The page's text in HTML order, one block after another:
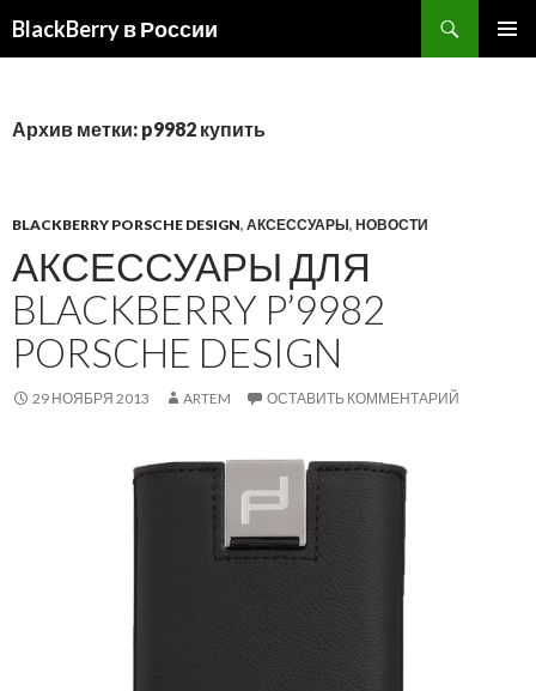
BlackBerry в России
Архив метки: p9982 купить
BLACKBERRY PORSCHE DESIGN, АКСЕССУАРЫ, НОВОСТИ
АКСЕССУАРЫ ДЛЯ
BLACKBERRY P’9982
PORSCHE DESIGN
29 НОЯБРЯ 2013 ARTEM ОСТАВИТЬ КОММЕНТАРИЙ